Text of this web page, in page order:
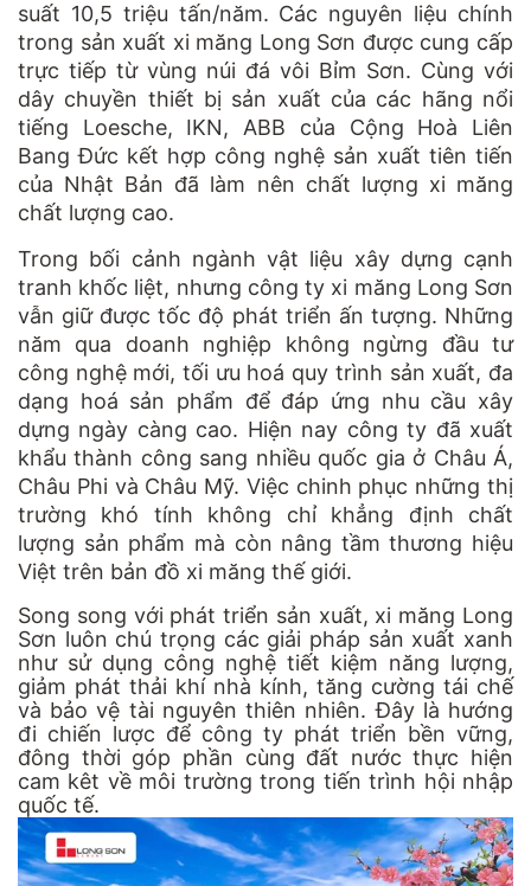
suất 10,5 triệu tấn/năm. Các nguyên liệu chính
trong sản xuất xi măng Long Sơn được cung cấp
trực tiếp từ vùng núi đá vôi Bỉm Sơn. Cùng với
dây chuyền thiết bị sản xuất của các hãng nổi
tiếng Loesche, IKN, ABB của Cộng Hoà Liên
Bang Đức kết hợp công nghệ sản xuất tiên tiến
của Nhật Bản đã làm nên chất lượng xi măng
chất lượng cao.
Trong bối cảnh ngành vật liệu xây dựng cạnh
tranh khốc liệt, nhưng công ty xi măng Long Sơn
vẫn giữ được tốc độ phát triển ấn tượng. Những
năm qua doanh nghiệp không ngừng đầu tư
công nghệ mới, tối ưu hoá quy trình sản xuất, đa
dạng hoá sản phẩm để đáp ứng nhu cầu xây
dựng ngày càng cao. Hiện nay công ty đã xuất
khẩu thành công sang nhiều quốc gia ở Châu Á,
Châu Phi và Châu Mỹ. Việc chinh phục những thị
trường khó tính không chỉ khẳng định chất
lượng sản phẩm mà còn nâng tầm thương hiệu
Việt trên bản đồ xi măng thế giới.
Song song với phát triển sản xuất, xi măng Long
Sơn luôn chú trọng các giải pháp sản xuất xanh
như sử dụng công nghệ tiết kiệm năng lượng,
giảm phát thải khí nhà kính, tăng cường tái chế
và bảo vệ tài nguyên thiên nhiên. Đây là hướng
đi chiến lược để công ty phát triển bền vững,
đông thời góp phần cùng đất nước thực hiện
cam kêt về môi trường trong tiến trình hội nhập
quốc tế.